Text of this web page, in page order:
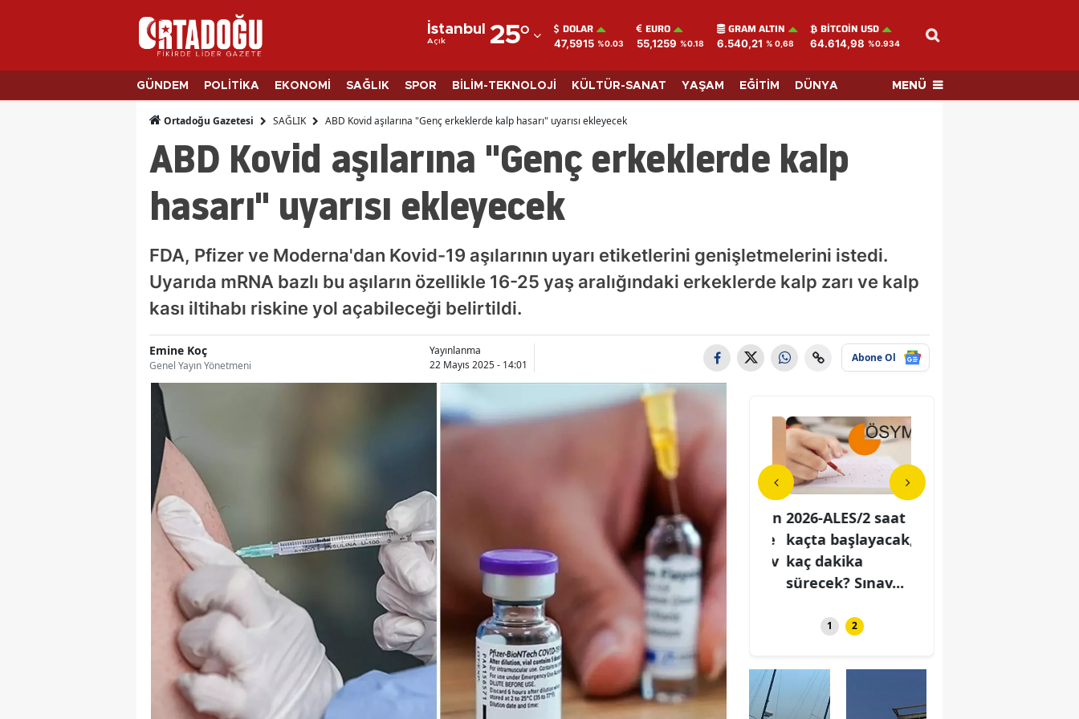
İstanbul
Açık 25°
Adana
Adıyaman
Afyonkarahisar
Ankara
Antalya
Artvin
Aydın
Balıkesir
Bingöl
Bitlis
Çanakkale
Çorum
Denizli
Diyarbakır
DOLAR
47,5915 %0.03
EURO
55,1259 %0.18
GRAM ALTIN
6.540,21 % 0,68
BITCOIN USD
64.614,98 %0.934
GÜNDEM POLİTİKA EKONOMİ SAĞLIK SPOR BİLİM-TEKNOLOJİ KÜLTÜR-SANAT YAŞAM EĞİTİM DÜNYA MENÜ
Ortadoğu Gazetesi SAĞLIK ABD Kovid aşılarına "Genç erkeklerde kalp hasarı" uyarısı ekleyecek
ABD Kovid aşılarına "Genç erkeklerde kalp
hasarı" uyarısı ekleyecek
FDA, Pfizer ve Moderna'dan Kovid-19 aşılarının uyarı etiketlerini genişletmelerini istedi.
Uyarıda mRNA bazlı bu aşıların özellikle 16-25 yaş aralığındaki erkeklerde kalp zarı ve kalp
kası iltihabı riskine yol açabileceği belirtildi.
Emine Koç
Genel Yayın Yönetmeni
Yayınlanma
22 Mayıs 2025 - 14:01
Abone Ol
kaçta başlayacak,
kaç dakika
sürecek? Sınav...
Susurluk'ta orman
yangını: 6 uçak ve
5 helikopter görev
yapı...
2026-ALES/2 saat
kaçta başlayacak,
kaç dakika
sürecek? Sınav...
1 2